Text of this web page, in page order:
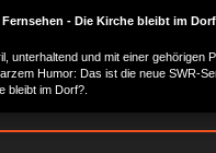
Fernsehen - Die Kirche bleibt im
unterhaltend und mit einer gehörigen
Humor: Das ist die neue SWR-
bleibt im Dorf?.